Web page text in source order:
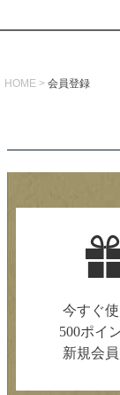
HOME 会員登録
今すぐ
500ポイ
新規会